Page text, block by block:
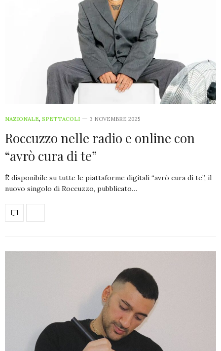
NAZIONALE, SPETTACOLI 3 NOVEMBRE 2025
Roccuzzo nelle radio e online con
“avrò cura di te”
È disponibile su tutte le piattaforme digitali “avrò cura di te”, il
nuovo singolo di Roccuzzo, pubblicato…